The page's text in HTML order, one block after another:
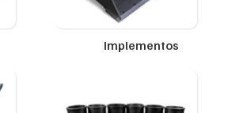
Implementos